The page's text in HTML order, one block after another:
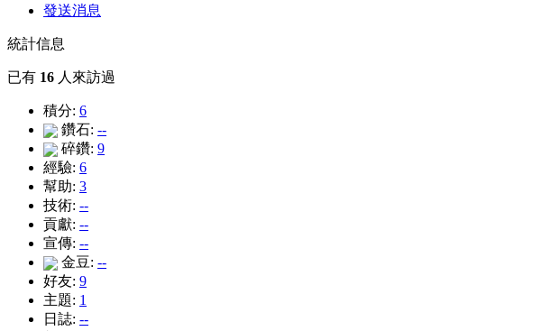
發送消息
統計信息
已有 16 人來訪過
積分: 6
鑽石: --
碎鑽: 9
經驗: 6
幫助: 3
技術: --
貢獻: --
宣傳: --
金豆: --
好友: 9
主題: 1
日誌: --